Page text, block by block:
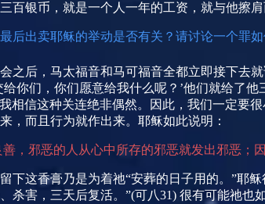
百银币，就是一个人一年的工资，就与他擦
后出卖耶稣的举动是否有关？请讨论一个罪如
之后，马太福音和马可福音全都立即接下去
你们，你们愿意给我什么呢？’他们就给了
我相信这种关连绝非偶然。因此，我们一定要
，而且行为就作出来。耶稣如此说明：
，邪恶的人从心中所存的邪恶就发出邪恶；
下这香膏乃是为着祂“安葬的日子用的。”耶
杀害，三天后复活。”(可八31) 很有可能祂也